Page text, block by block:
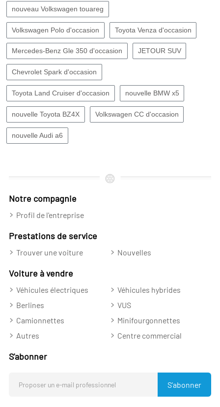
nouveau Volkswagen touareg
Volkswagen Polo d'occasion Toyota Venza d'occasion
Mercedes-Benz Gle 350 d'occasion JETOUR SUV
Chevrolet Spark d'occasion
Toyota Land Cruiser d'occasion nouvelle BMW x5
nouvelle Toyota BZ4X Volkswagen CC d'occasion
nouvelle Audi a6
Notre compagnie
Profil de l'entreprise
Prestations de service
Trouver une voiture Nouvelles
Voiture à vendre
Véhicules électriques
Véhicules hybrides
Berlines
VUS
Camionnettes
Minifourgonnettes
Autres
Centre commercial
S'abonner
S'abonner